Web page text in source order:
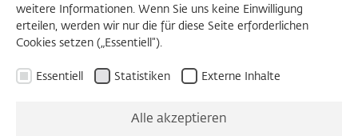
19:00 – 22:00 Uhr
Wissenschaftskolleg zu Berlin
weitere Informationen. Wenn Sie uns keine Einwilligung
erteilen, werden wir nur die für diese Seite erforderlichen
Cookies setzen („Essentiell“).
Essentiell Statistiken Externe Inhalte
Alle akzeptieren